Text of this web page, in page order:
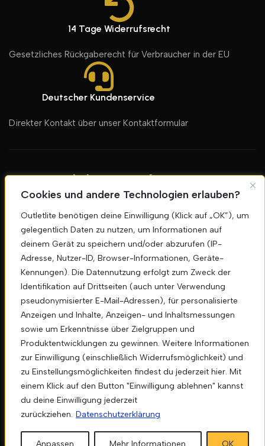
Cookies und andere Technologien erlauben?
Outletlite benötigen deine Einwilligung (Klick auf „OK”), um
gelegentlich Daten zu nutzen, um Informationen auf
deinem Gerät zu speichern und/oder abzurufen (IP-
Adresse, Nutzer-ID, Browser-Informationen, Geräte-
Kennungen). Die Datennutzung erfolgt zum Zweck der
Identifikation auf Drittseiten (auch unter Verwendung
pseudonymisierter E-Mail-Adressen), für personalisierte
Anzeigen und Inhalte, Anzeigen- und Inhaltsmessungen
sowie um Erkenntnisse über Zielgruppen und
Produktentwicklungen zu gewinnen. Weitere Informationen
zur Einwilligung (einschließlich Widerrufsmöglichkeit) und
zu Einstellungsmöglichkeiten findest du jederzeit hier. Mit
einem Klick auf den Button "Einwilligung ablehnen" kannst
du deine Einwilligung jederzeit
zurückziehen. Datenschutzerklärung
Anpassen Mehr Informationen OK
14 Tage Widerrufsrecht
Gesetzliches Rückgaberecht für Verbraucher in der EU
Deutscher Kundenservice
Direkter Kontakt über unser Kontaktformular
Bleiben Sie informiert
Erhalten Sie exklusive Angebote und Neuigkeiten
Anmelden
Unser
Standort
Segeberger Str. 44, 23866
Phone: 015152161354
info.outletlite@gmail.com